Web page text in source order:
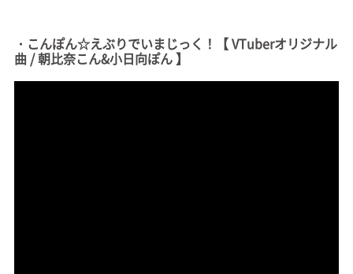
・こんぽん☆えぶりでいまじっく！【 VTuberオリジナル
曲 / 朝比奈こん&小日向ぽん 】